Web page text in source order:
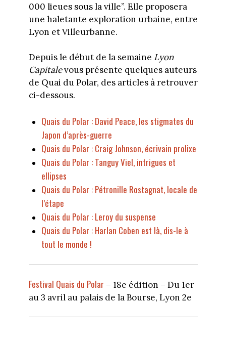
000 lieues sous la ville”. Elle proposera
une haletante exploration urbaine, entre
Lyon et Villeurbanne.
Depuis le début de la semaine Lyon
Capitalevous présente quelques auteurs
de Quai du Polar, des articles à retrouver
ci-dessous.
Quais du Polar : David Peace, les stigmates du
Japon d’après-guerre
Quais du Polar : Craig Johnson, écrivain prolixe
Quais du Polar : Tanguy Viel, intrigues et
ellipses
Quais du Polar : Pétronille Rostagnat, locale de
l’étape
Quais du Polar : Leroy du suspense
Quais du Polar : Harlan Coben est là, dis-le à
tout le monde !
Festival Quais du Polar – 18e édition – Du 1er
au 3 avril au palais de la Bourse, Lyon 2e